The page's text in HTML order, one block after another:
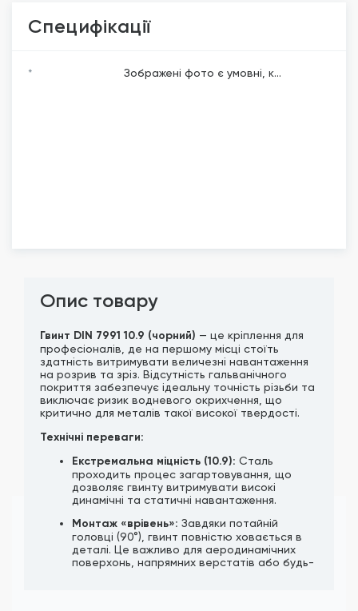
Специфікації
* Зображені фото є умовні, к...
Опис товару
Гвинт DIN 7991 10.9 (чорний) — це кріплення для
професіоналів, де на першому місці стоїть
здатність витримувати величезні навантаження
на розрив та зріз. Відсутність гальванічного
покриття забезпечує ідеальну точність різьби та
виключає ризик водневого окрихчення, що
критично для металів такої високої твердості.
Технічні переваги:
Екстремальна міцність (10.9): Сталь
проходить процес загартовування, що
дозволяє гвинту витримувати високі
динамічні та статичні навантаження.
Монтаж «врівень»: Завдяки потайній
головці (90°), гвинт повністю ховається в
деталі. Це важливо для аеродинамічних
поверхонь, напрямних верстатів або будь-